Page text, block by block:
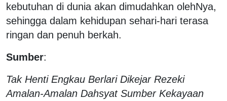
kebutuhan di dunia akan dimudahkan olehNya,
sehingga dalam kehidupan sehari-hari terasa
ringan dan penuh berkah.
Sumber:
Tak Henti Engkau Berlari Dikejar Rezeki
Amalan-Amalan Dahsyat Sumber Kekayaan